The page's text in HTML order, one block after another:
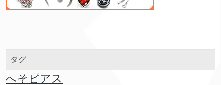
タグ
へそピアス